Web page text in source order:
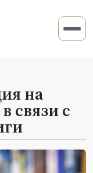
на
связи с